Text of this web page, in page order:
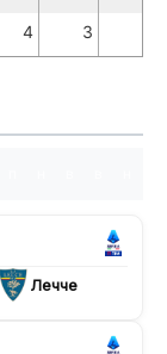
4 3
Лечче